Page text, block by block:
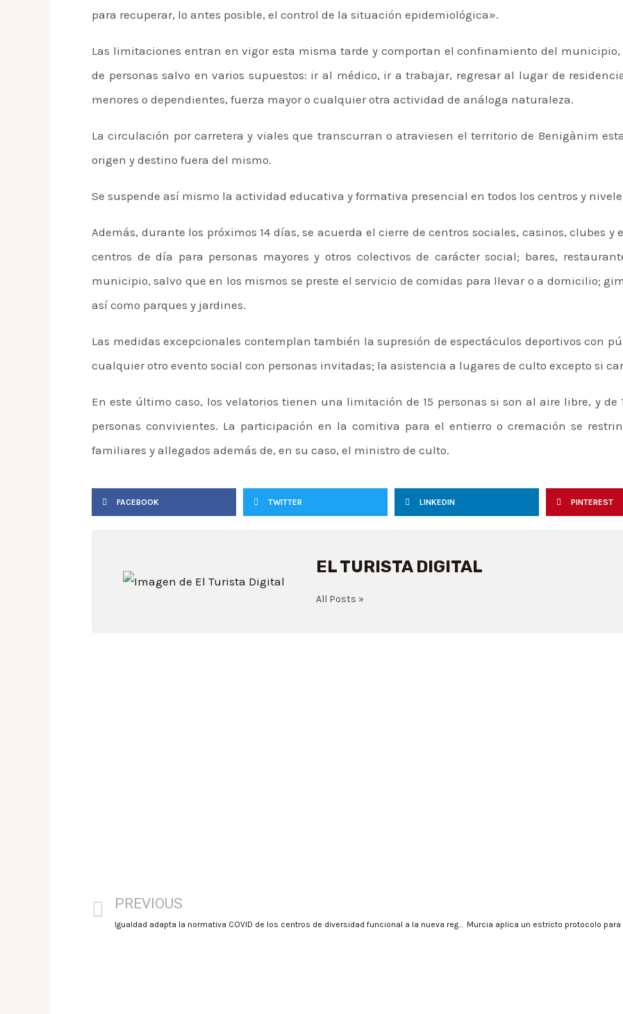
para recuperar, lo antes posible, el control de la situación epidemiológica».
Las limitaciones entran en vigor esta misma tarde y comportan el confinamiento del
de personas salvo en varios supuestos: ir al médico, ir a trabajar, regresar al lugar de
menores o dependientes, fuerza mayor o cualquier otra actividad de análoga naturaleza.
La circulación por carretera y viales que transcurran o atraviesen el territorio de Benigànim
origen y destino fuera del mismo.
Se suspende así mismo la actividad educativa y formativa presencial en todos los centros y
Además, durante los próximos 14 días, se acuerda el cierre de centros sociales, casinos, clubes
centros de día para personas mayores y otros colectivos de carácter social; bares,
municipio, salvo que en los mismos se preste el servicio de comidas para llevar o a domicilio;
así como parques y jardines.
Las medidas excepcionales contemplan también la supresión de espectáculos deportivos con
cualquier otro evento social con personas invitadas; la asistencia a lugares de culto excepto si
En este último caso, los velatorios tienen una limitación de 15 personas si son al aire libre, y de
personas convivientes. La participación en la comitiva para el entierro o cremación se
familiares y allegados además de, en su caso, el ministro de culto.
FACEBOOK TWITTER LINKEDIN PINTEREST
EL TURISTA DIGITAL
All Posts »
PREVIOUS